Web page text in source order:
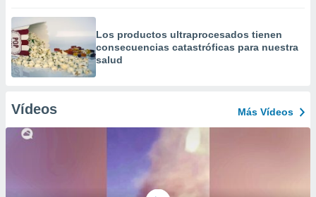
Los productos ultraprocesados ​​tienen
consecuencias catastróficas para nuestra
salud
Vídeos Más Vídeos